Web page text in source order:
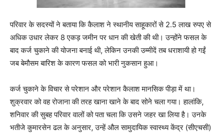
परिवार के सदस्यों ने बताया कि कैलाश ने स्थानीय साहूकारों से 2.5 लाख रुपए से
अधिक उधार लेकर 8 एकड़ जमीन पर धान की खेती की थी। उन्होंने फसल के
बाद कर्ज चुकाने की योजना बनाई थी, लेकिन उनकी उम्मीदें तब धराशायी हो गईं
जब बेमौसम बारिश के कारण फसल को भारी नुकसान हुआ।
कर्ज चुकाने के विचार से परेशान और परेशान कैलाश मानसिक पीड़ा में था।
शुक्रवार को वह रोजाना की तरह खाना खाने के बाद सोने चला गया। हालांकि,
शनिवार की सुबह परिवार वालों को पता चला कि उसने जहर खा लिया है। उनके
भतीजे कुमारसेन ढल के अनुसार, उन्हें औल सामुदायिक स्वास्थ्य केंद्र (सीएचसी)